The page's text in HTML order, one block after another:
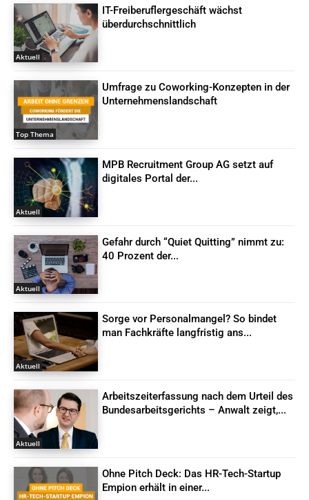
Aktuell
IT-Freiberuflergeschäft wächst
überdurchschnittlich
Top Thema
Umfrage zu Coworking-Konzepten in der
Unternehmenslandschaft
Aktuell
MPB Recruitment Group AG setzt auf
digitales Portal der...
Aktuell
Gefahr durch “Quiet Quitting” nimmt zu:
40 Prozent der...
Aktuell
Sorge vor Personalmangel? So bindet
man Fachkräfte langfristig ans...
Aktuell
Arbeitszeiterfassung nach dem Urteil des
Bundesarbeitsgerichts – Anwalt zeigt,...
Ohne Pitch Deck: Das HR-Tech-Startup
Empion erhält in einer...